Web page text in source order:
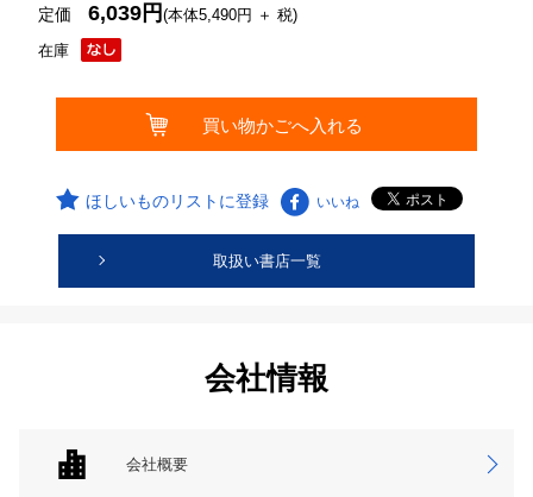
在庫
定価6,039円(本体5,490円 ＋ 税)
ほしいものリストに登録 いいね
取扱い書店一覧
会社情報
会社概要